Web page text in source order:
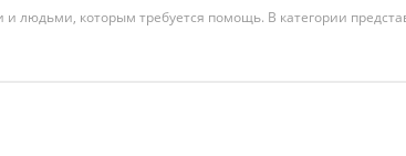
людьми, которым требуется помощь. В категории